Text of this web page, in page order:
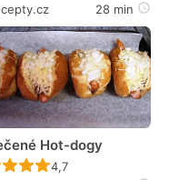
28 min
Hot-dogy
Recept ještě nebyl
4,7